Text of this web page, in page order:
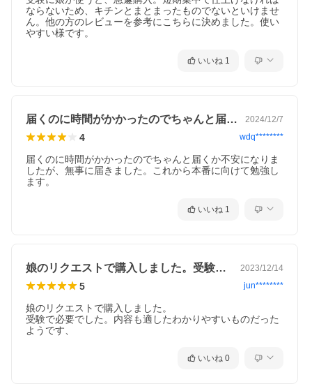
ならないため、キチンとまとまったものでないといけませ
ん。他の方のレビューを参考にこちらに決めました。使い
やすい様です。
いいね 1
届くのに時間がかかったのでちゃんと届く… 2024/12/7
4 wdq********
届くのに時間がかかったのでちゃんと届くか不安になりま
したが、無事に届きました。これから本番に向けて勉強し
ます。
いいね 1
娘のリクエストで購入しました。受験で必… 2023/12/14
5 jun********
娘のリクエストで購入しました。
受験で必要でした。内容も適したわかりやすいものだった
ようです、
いいね 0